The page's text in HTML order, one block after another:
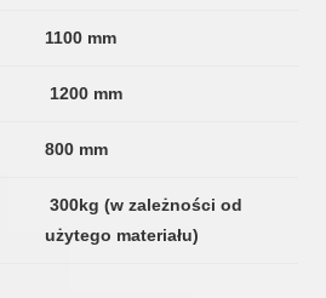
1100 mm
1200 mm
800 mm
300kg (w zależności od
użytego materiału)